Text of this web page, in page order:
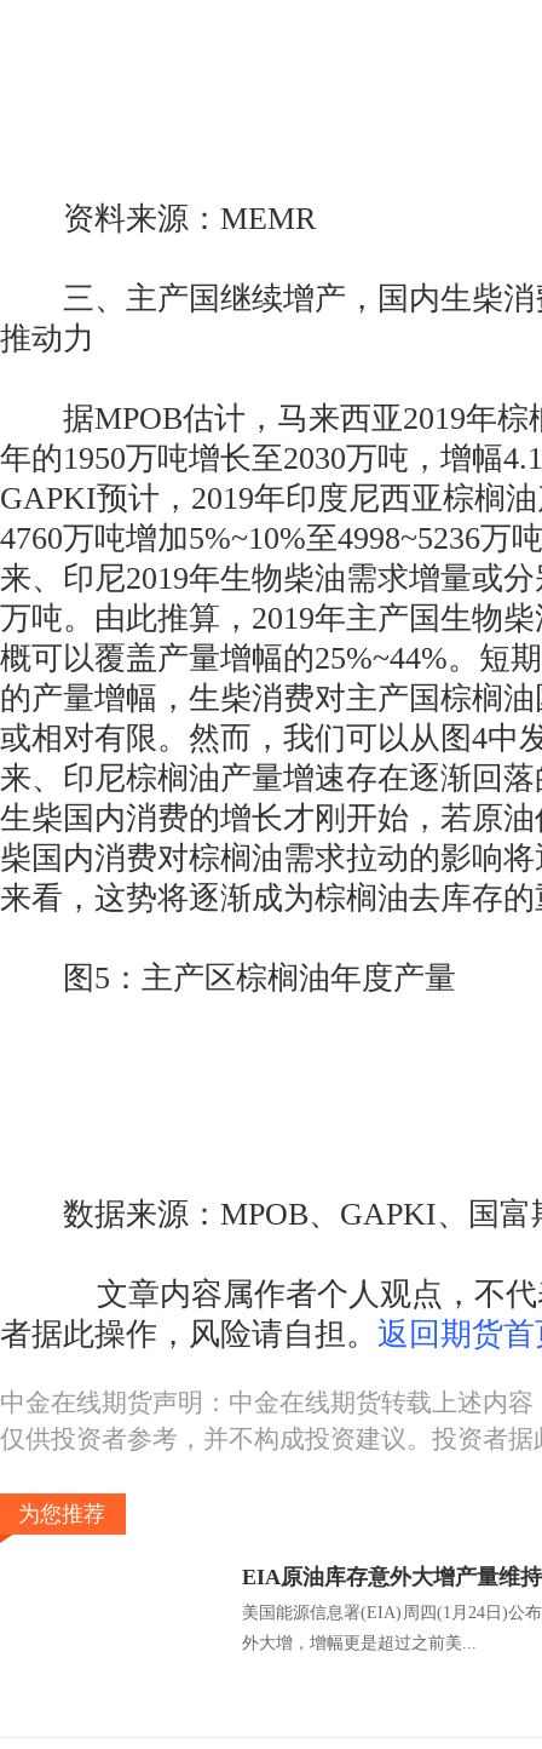
资料来源：MEMR
三、主产国继续增产，国内生柴消
推动力
据MPOB估计，马来西亚2019年棕
年的1950万吨增长至2030万吨，增幅
GAPKI预计，2019年印度尼西亚棕榈
4760万吨增加5%~10%至4998~5236万
来、印尼2019年生物柴油需求增量或
万吨。由此推算，2019年主产国生物
概可以覆盖产量增幅的25%~44%。短
的产量增幅，生柴消费对主产国棕榈
或相对有限。然而，我们可以从图4中
来、印尼棕榈油产量增速存在逐渐回
生柴国内消费的增长才刚开始，若原
柴国内消费对棕榈油需求拉动的影响
来看，这势将逐渐成为棕榈油去库存
图5：主产区棕榈油年度产量
数据来源：MPOB、GAPKI、国富
文章内容属作者个人观点，不代
者据此操作，风险请自担。 返回期货
中金在线期货声明：中金在线期货转载上述内
仅供投资者参考，并不构成投资建议。投资者
为您推荐
美国能源信息署(EIA)周四(1月24日)公
外大增，增幅更是超过之前美...